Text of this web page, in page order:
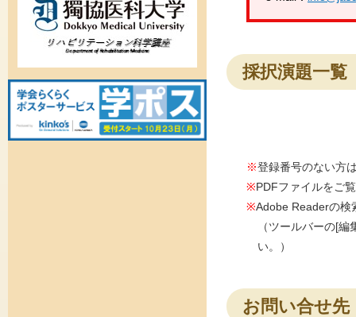
採択演題一覧
※登録番号のない方
※PDFファイルをご
※Adobe Readerの検
（ツールバーの[
い。）
お問い合せ先